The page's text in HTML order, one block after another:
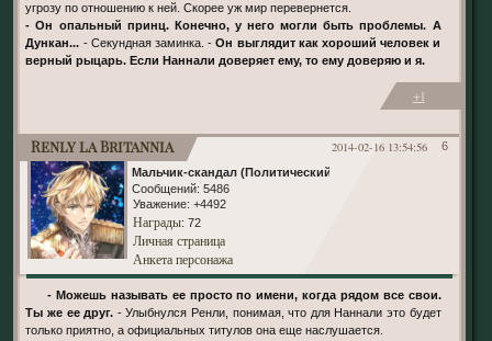
угрозу по отношению к ней. Скорее уж мир перевернется.
- Он опальный принц. Конечно, у него могли быть проблемы. А
Дункан... - Секундная заминка. -Он выглядит как хороший человек и
верный рыцарь. Если Наннали доверяет ему, то ему доверяю и я.
+1
6
2014-02-16 13:54:56
Renly la Britannia
Мальчик-скандал (Политический)
Сообщений: 5486
Уважение: +4492
Награды: 72
Личная страница
Анкета персонажа
- Можешь называть ее просто по имени, когда рядом все свои.
Ты же ее друг. - Улыбнулся Ренли, понимая, что для Наннали это будет
только приятно, а официальных титулов она еще наслушается.